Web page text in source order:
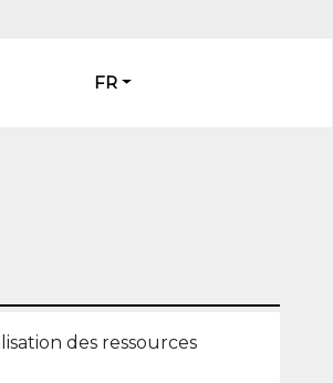
FR
des ressources